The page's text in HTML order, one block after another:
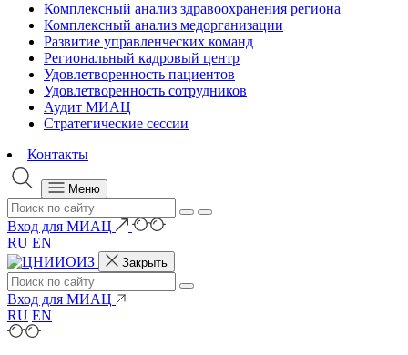
Комплексный анализ здравоохранения региона
Комплексный анализ медорганизации
Развитие управленческих команд
Региональный кадровый центр
Удовлетворенность пациентов
Удовлетворенность сотрудников
Аудит МИАЦ
Стратегические сессии
Контакты
Меню
Вход для МИАЦ
RU EN
Закрыть
Вход для МИАЦ
RU EN